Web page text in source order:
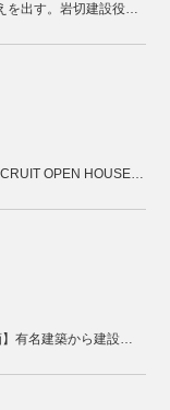
即内定。その日のうちに答えを出す。岩切建設役員面接
【中途向け・経験不問】RECRUIT OPEN HOUSE開催！木の香の家の家づくりを体感しませんか。
【残り1枠！】【夏休み企画】有名建築から建設現場、まちづくりまで体感する2days視察ツアー